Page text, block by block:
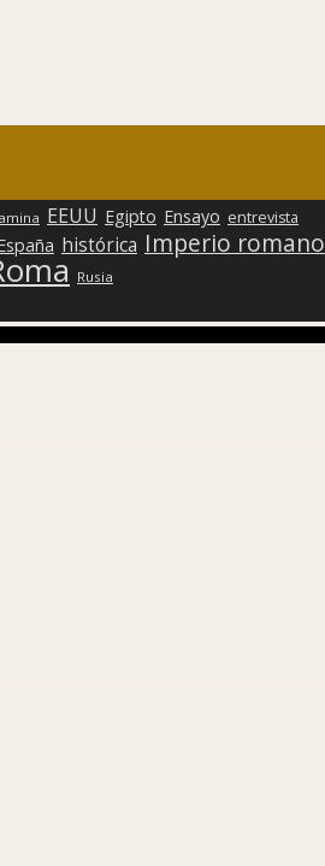
EEUU Egipto Ensayo entrevista
histórica Imperio romano
Rusia